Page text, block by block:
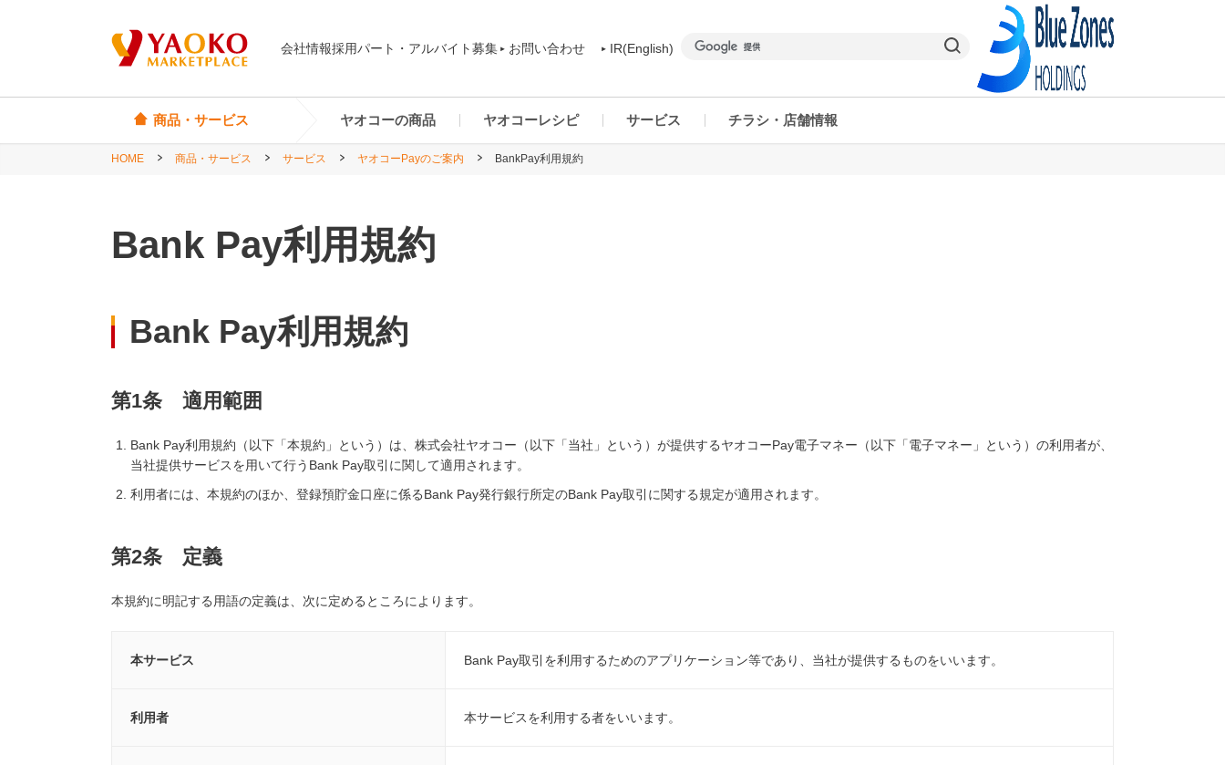
会社情報採用パート・アルバイト募集 お問い合わせ IR(English)
商品・サービス ヤオコーの商品
Yes! Premium
star select
ヤオコーレシピ サービス チラシ・店舗情報
神奈川県
HOME 商品・サービス サービス ヤオコーPayのご案内 BankPay利用規約
Bank Pay利用規約
Bank Pay利用規約
第1条 適用範囲
Bank Pay利用規約（以下「本規約」という）は、株式会社ヤオコー（以下「当社」という）が提供するヤオコーPay電子マネー（以下「電子マネー」という）の利用者が、
当社提供サービスを用いて行うBank Pay取引に関して適用されます。
利用者には、本規約のほか、登録預貯金口座に係るBank Pay発行銀行所定のBank Pay取引に関する規定が適用されます。
第2条 定義
本規約に明記する用語の定義は、次に定めるところによります。
本サービス Bank Pay取引を利用するためのアプリケーション等であり、当社が提供するものをいいます。
利用者 本サービスを利用する者をいいます。